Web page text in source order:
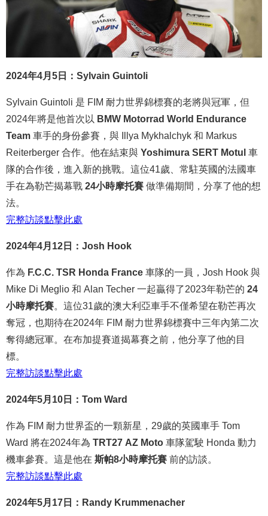
2024年4月5日：Sylvain Guintoli
Sylvain Guintoli 是 FIM 耐力世界錦標賽的老將與冠軍，但
2024年將是他首次以 BMW Motorrad World Endurance
Team 車手的身份參賽，與 Illya Mykhalchyk 和 Markus
Reiterberger 合作。他在結束與 Yoshimura SERT Motul 車
隊的合作後，進入新的挑戰。這位41歲、常駐英國的法國車
手在為勒芒揭幕戰 24小時摩托賽 做準備期間，分享了他的想
法。
完整訪談點擊此處
2024年4月12日：Josh Hook
作為 F.C.C. TSR Honda France 車隊的一員，Josh Hook 與
Mike Di Meglio 和 Alan Techer 一起贏得了2023年勒芒的 24
小時摩托賽。這位31歲的澳大利亞車手不僅希望在勒芒再次
奪冠，也期待在2024年 FIM 耐力世界錦標賽中三年內第二次
奪得總冠軍。在布加提賽道揭幕賽之前，他分享了他的目
標。
完整訪談點擊此處
2024年5月10日：Tom Ward
作為 FIM 耐力世界盃的一顆新星，29歲的英國車手 Tom
Ward 將在2024年為 TRT27 AZ Moto 車隊駕駛 Honda 動力
機車參賽。這是他在 斯帕8小時摩托賽 前的訪談。
完整訪談點擊此處
2024年5月17日：Randy Krummenacher